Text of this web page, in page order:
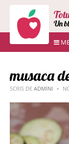
Un
musaca
SCRIS DE ADMINI